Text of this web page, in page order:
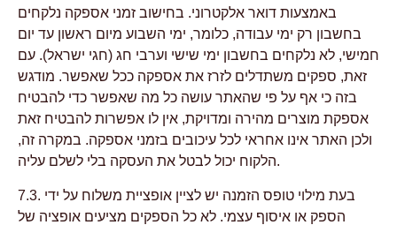
באמצעות דואר אלקטרוני. בחישוב זמני אספקה נלקחים
בחשבון רק ימי עבודה, כלומר, ימי השבוע מיום ראשון עד יום
חמישי, לא נלקחים בחשבון ימי שישי וערבי חג (חגי ישראל). עם
זאת, ספקים משתדלים לזרז את אספקה ככל שאפשר. מודגש
בזה כי אף על פי שהאתר עושה כל מה שאפשר כדי להבטיח
אספקת מוצרים מהירה ומדויקת, אין לו אפשרות להבטיח זאת
ולכן האתר אינו אחראי לכל עיכובים בזמני אספקה. במקרה זה,
הלקוח יכול לבטל את העסקה בלי לשלם עליה.
7.3. בעת מילוי טופס הזמנה יש לציין אופציית משלוח על ידי
הספק או איסוף עצמי. לא כל הספקים מציעים אופציה של